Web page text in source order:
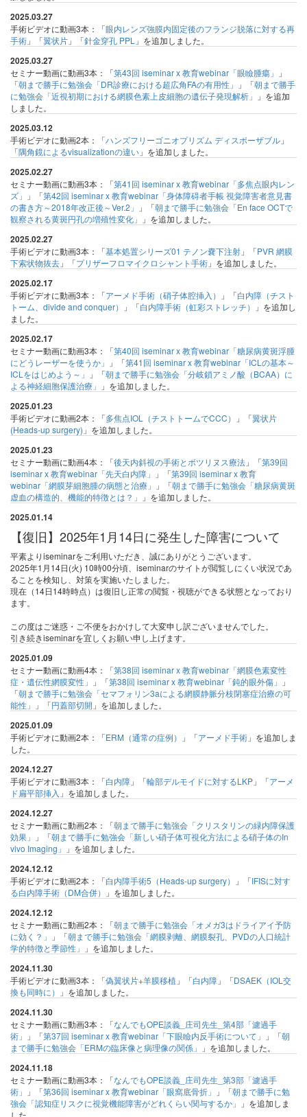
2025.03.27
手術ビデオに動画3本：「眼内レンズ強膜内固定後のフランジ脱落に対する再
手術 」「翼状片 」「針金穿孔 PPL 」を追加しました。
2025.03.27
セミナー動画に動画3本：「第43回 iseminar x 教育webinar「眼瞼腫瘍」
」
「朝まで勝手に勉強会「DR診療における超広角FAの有用性」 」「朝まで勝手
に勉強会「近視初期における網膜色素上皮細胞の遺伝子発現解析」
」を追加
しました。
2025.03.12
手術ビデオに動画2本：「ハンズフリーゴニオプリズム ディスポーザブル 」
「隅角鏡によるvisualizationの違い 」を追加しました。
2025.02.27
セミナー動画に動画3本：「第41回 iseminar x 教育webinar「多焦点眼内レン
ズ」
」「第42回 iseminar x 教育webinar「身体障碍者手帳 視覚障害者意見書
の書き方～2018年改正後～Ver.2」
」「朝まで勝手に勉強会「En face OCTで
観察される黄斑円孔の増殖性変化」
」を追加しました。
2025.02.27
手術ビデオに動画3本：「基本処置シリーズ01 テノン嚢下注射 」「PVR 網膜
下索状物抜去 」「プリザーフロマイクロシャント手術 」を追加しました。
2025.02.17
手術ビデオに動画3本：「アーメド手術（硝子体腔挿入） 」「白内障（チスト
トーム、divide and conquer）
」「白内障手術（虹彩ストレッチ）
」を追加し
ました。
2025.02.17
セミナー動画に動画3本：「第40回 iseminar x 教育webinar「糖尿病黄斑浮腫
にどうレーザーを使うか」
」「第41回 iseminar x 教育webinar「ICLの基本～
ICLをはじめよう～」
」「朝まで勝手に勉強会「分岐鎖アミノ酸（BCAA）に
よる神経細胞保護治療」
」を追加しました。
2025.01.23
手術ビデオに動画2本：「多焦点IOL（チストトームでCCC） 」「翼状片
(Heads-up surgery) 」を追加しました。
2025.01.23
セミナー動画に動画4本：「後天内斜視の手術とボツリヌス療法 」「第39回
iseminar x 教育webinar「先天白内障」
」「第39回 iseminar x 教育
webinar「網膜芽細胞腫の病態と治療」
」「朝まで勝手に勉強会「糖尿病黄斑
虚血の構造的、機能的特徴とは？」
」を追加しました。
2025.01.14
【復旧】2025年1月14日に発生した障害について
平素よりiseminarをご利用いただき、誠にありがとうございます。
2025年1月14日(火) 10時00分頃、iseminarのサイトが閲覧しにくい状況であ
ることを検知し、対策を実施いたしました。
現在（14日14時時点）は復旧し正常の閲覧・視聴ができる状態となっており
ます。
この度はご迷惑・ご不便をおかけして大変申し訳ございませんでした。
引き続きiseminarを宜しくお願い申し上げます。
2025.01.09
セミナー動画に動画4本：「第38回 iseminar x 教育webinar「網膜色素変性
症・遺伝性網膜変性」
」「第38回 iseminar x 教育webinar「鈍的眼外傷」
」
「朝まで勝手に勉強会「セマフォリン3aによる網膜静脈分枝閉塞症治療の可
能性」
」「円蓋部切開 」を追加しました。
2025.01.09
手術ビデオに動画2本：「ERM（通常の症例） 」「アーメド手術 」を追加しま
した。
2024.12.27
手術ビデオに動画3本：「白内障 」「輪部デルモイドに対するLKP 」「アーメ
ド扁平部挿入 」を追加しました。
2024.12.27
セミナー動画に動画2本：「朝まで勝手に勉強会「クリスタリンの緑内障保護
効果」
」「朝まで勝手に勉強会「新しい硝子体可視化方法による硝子体のIn
vivo Imaging」
」を追加しました。
2024.12.12
手術ビデオに動画2本：「白内障手術5（Heads-up surgery） 」「IFISに対す
る白内障手術（DM合併）
」を追加しました。
2024.12.12
セミナー動画に動画2本：「朝まで勝手に勉強会「オメガ3はドライアイ予防
に効く？」
」「朝まで勝手に勉強会「網膜剥離、網膜裂孔、PVDの人口統計
学的特徴と季節性」
」を追加しました。
2024.11.30
手術ビデオに動画3本：「偽翼状片+羊膜移植 」「白内障 」「DSAEK（IOL交
換も同時に）
」を追加しました。
2024.11.30
セミナー動画に動画3本：「なんでもOPE談義_庄司先生_第4部「濾過手
術」
」「第37回 iseminar x 教育webinar「下眼瞼内反手術について」 」「朝
まで勝手に勉強会「ERMの臨床像と病理像の関係」
」を追加しました。
2024.11.18
セミナー動画に動画3本：「なんでもOPE談義_庄司先生_第3部「濾過手
術」
」「第36回 iseminar x 教育webinar「眼窩底骨折」 」「朝まで勝手に勉
強会「認知症リスクに視覚機能障害がどれくらい関与するか」
」を追加しま